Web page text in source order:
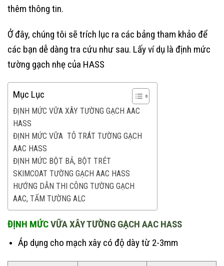
thêm thông tin.
Ở đây, chúng tôi sẽ trích lục ra các bảng tham khảo để
các bạn dễ dàng tra cứu như sau. Lấy ví dụ là định mức
tường gạch nhẹ của HASS
Mục Lục
ĐỊNH MỨC VỮA XÂY TƯỜNG GẠCH AAC
HASS
ĐỊNH MỨC VỮA TÔ TRÁT TƯỜNG GẠCH
AAC HASS
ĐỊNH MỨC BỘT BẢ, BỘT TRÉT
SKIMCOAT TƯỜNG GẠCH AAC HASS
HƯỚNG DẪN THI CÔNG TƯỜNG GẠCH
AAC, TẤM TƯỜNG ALC
ĐỊNH MỨCVỮA XÂY TƯỜNG GẠCH AAC HASS
Áp dụng cho mạch xây có độ dày từ 2-3mm